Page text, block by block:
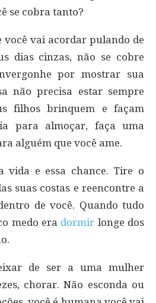
se cobra tanto?
você vai acordar pulando de
dias cinzas, não se cobre
por mostrar sua
não precisa estar sempre
filhos brinquem e façam
para almoçar, faça uma
alguém que você ame.
vida e essa chance. Tire o
suas costas e reencontre a
de você. Quando tudo
medo era dormir longe dos
de ser a uma mulher
chorar. Não esconda ou